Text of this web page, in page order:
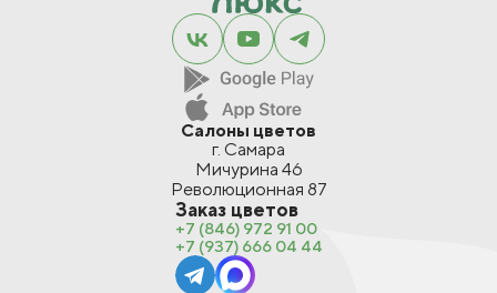
Салоны цветов
г. Самара
Мичурина 46
Революционная 87
Заказ цветов
+7 (846) 972 91 00
+7 (937) 666 04 44